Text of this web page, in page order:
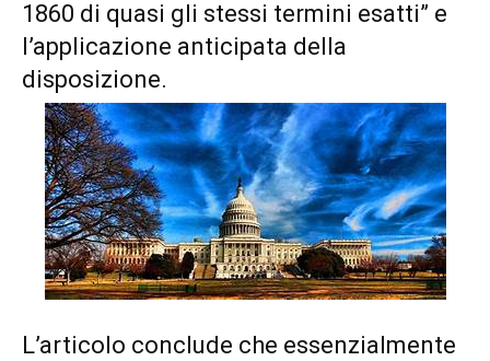
1860 di quasi gli stessi termini esatti” e
l’applicazione anticipata della
disposizione.
L’articolo conclude che essenzialmente